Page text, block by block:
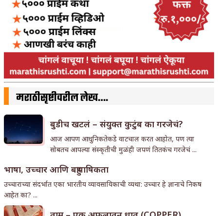
मराठीसृष्टीवरील लेख….
बुडीच खटलं – संयुक्त कुटुंब का गरजेचं?
आज आपण आधुनिकतेकडे वाटचाल करत आहोत, पण त्या
सोबतच आपल्या संस्कृतीची मुळंही जपणं तितकंच गरजेचं ...
भाषा, उच्चार आणि बहुभाषिकता
उच्चाराच्या संदर्भात एका भारतीय व्यावसायिकाची व्यथा: उच्चार हे ज्ञानाचे निकष
आहेत का? ...